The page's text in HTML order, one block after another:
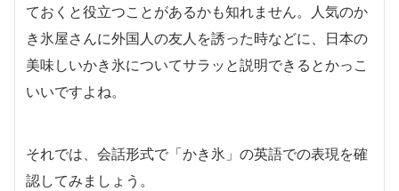
ておくと役立つことがあるかも知れません。人気のか
き氷屋さんに外国人の友人を誘った時などに、日本の
美味しいかき氷についてサラッと説明できるとかっこ
いいですよね。
それでは、会話形式で「かき氷」の英語での表現を確
認してみましょう。